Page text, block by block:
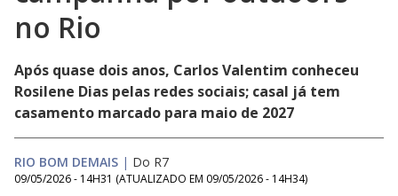
no Rio
Após quase dois anos, Carlos Valentim conheceu
Rosilene Dias pelas redes sociais; casal já tem
casamento marcado para maio de 2027
RIO BOM DEMAIS | Do R7
09/05/2026 - 14H31 (ATUALIZADO EM 09/05/2026 - 14H34)